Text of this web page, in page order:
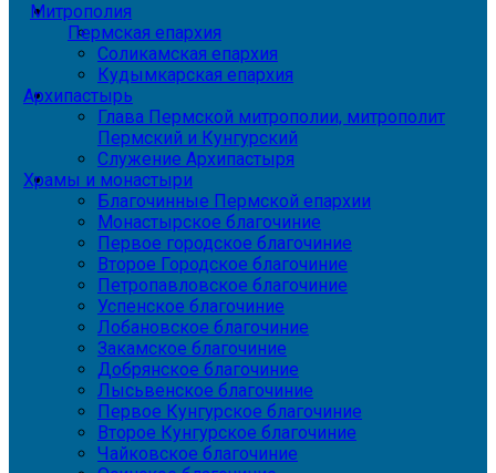
Митрополия
Пермская епархия
Соликамская епархия
Кудымкарская епархия
Архипастырь
Глава Пермской митрополии, митрополит
Пермский и Кунгурский
Служение Архипастыря
Храмы и монастыри
Благочинные Пермской епархии
Монастырское благочиние
Первое городское благочиние
Второе Городское благочиние
Петропавловское благочиние
Успенское благочиние
Лобановское благочиние
Закамское благочиние
Добрянское благочиние
Лысьвенское благочиние
Первое Кунгурское благочиние
Второе Кунгурское благочиние
Чайковское благочиние